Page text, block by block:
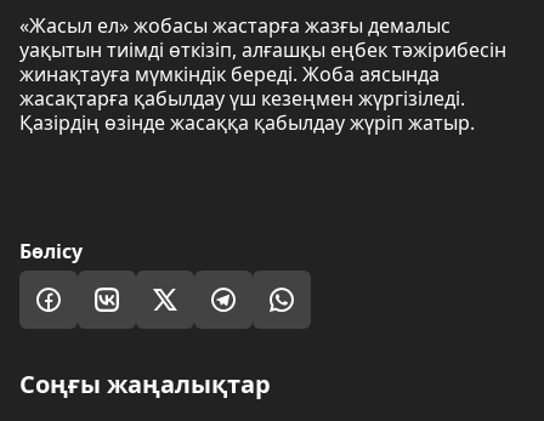
«Жасыл ел» жобасы жастарға жазғы демалыс
уақытын тиімді өткізіп, алғашқы еңбек тәжірибесін
жинақтауға мүмкіндік береді. Жоба аясында
жасақтарға қабылдау үш кезеңмен жүргізіледі.
Қазірдің өзінде жасаққа қабылдау жүріп жатыр.
Бөлісу
Соңғы жаңалықтар